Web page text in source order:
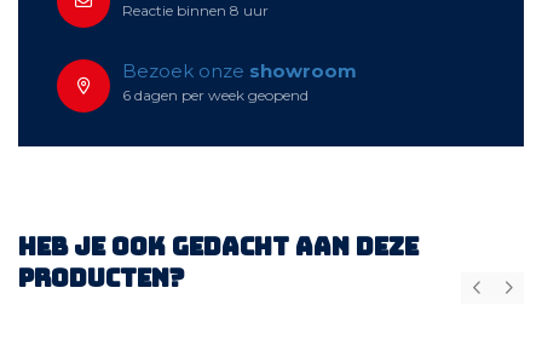
Reactie binnen 8 uur
Bezoek onze showroom
6 dagen per week geopend
Heb je ook gedacht aan deze
producten?